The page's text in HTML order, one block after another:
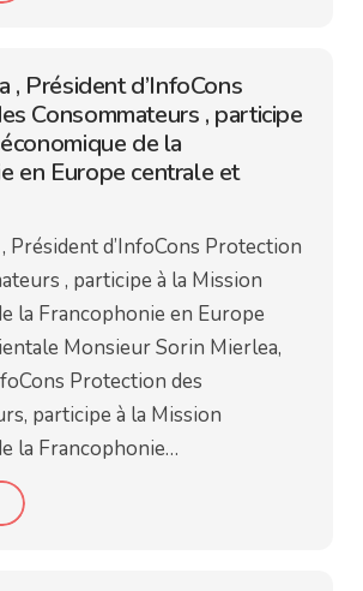
, Président d’InfoCons
Consommateurs , participe
de la
en Europe centrale et
Président d’InfoCons Protection
, participe à la Mission
la Francophonie en Europe
Monsieur Sorin Mierlea,
Protection des
participe à la Mission
la Francophonie…